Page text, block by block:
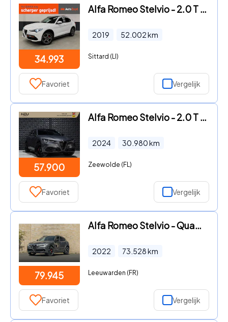
34.993
Alfa Romeo Stelvio - 2.0 T AWD 280pk / Pano / Navi / Camera / CarPlay / Stuur-Sto
2019 52.002km
Sittard (LI)
Favoriet Vergelijk
57.900
Alfa Romeo Stelvio - 2.0 T GME AWD Veloce | Pano | 20" | H/K | Memory | Side |
2024 30.980km
Zeewolde (FL)
Favoriet Vergelijk
79.945
Alfa Romeo Stelvio - Quadrifoglio 2.9 V6 510PK AWD | Harman Kardon | Adaptieve Cr
2022 73.528km
Leeuwarden (FR)
Favoriet Vergelijk